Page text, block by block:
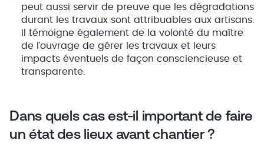
peut aussi servir de preuve que les dégradations
durant les travaux sont attribuables aux artisans.
Il témoigne également de la volonté du maître
de l’ouvrage de gérer les travaux et leurs
impacts éventuels de façon consciencieuse et
transparente.
Dans quels cas est-il important de faire
un état des lieux avant chantier ?